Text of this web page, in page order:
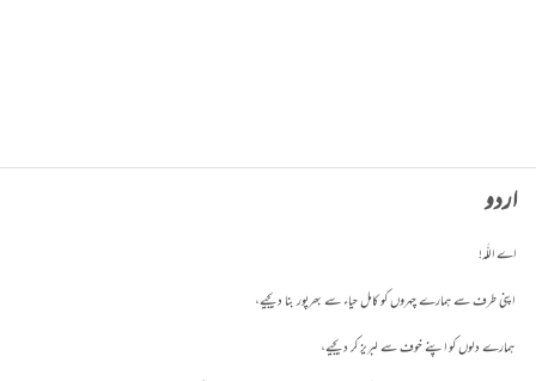
اردو
اے اللّٰہ!
اپنی طرف سے ہمارے چہروں کو کامل حیاء سے بھرپور بنا دیجیے،
ہمارے دلوں کو اپنے خوف سے لبریز کر دیجیے،